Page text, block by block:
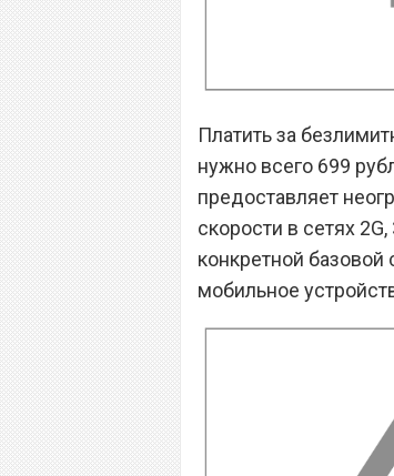
Платить за
нужно всего 699
предоставляет
скорости в сетях
конкретной
мобильное